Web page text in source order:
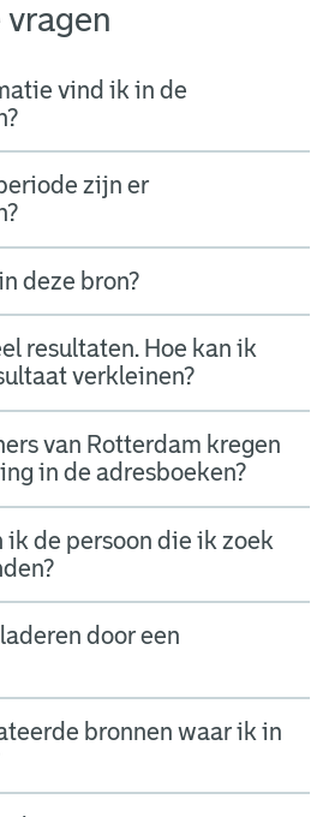
vragen
vind ik in de
zijn er
deze bron?
resultaten. Hoe kan ik
verkleinen?
van Rotterdam kregen
in de adresboeken?
ik de persoon die ik zoek
door een
bronnen waar ik in